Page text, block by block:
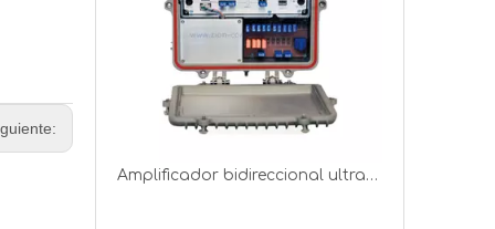
Amplificador bidireccional ultrafino para exteriores de amplificador de línea CATV: WB-1200-KLED-1G